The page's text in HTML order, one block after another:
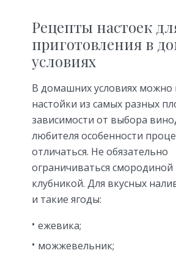
Рецепты настоек
приготовления в
условиях
В домашних условиях можно
настойки из самых разных
зависимости от выбора
любителя особенности
отличаться. Не обязательно
ограничиваться
клубникой. Для вкусных
и такие ягоды:
ежевика;
можжевельник;